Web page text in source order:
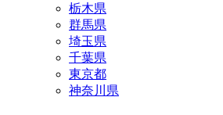
栃木県
群馬県
埼玉県
千葉県
東京都
神奈川県